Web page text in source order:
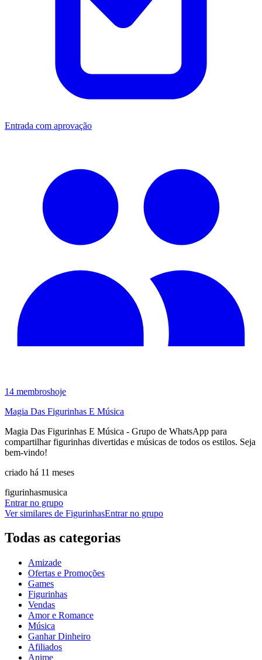
Entrada com aprovação
14 membroshoje
Magia Das Figurinhas E Música
Magia Das Figurinhas E Música - Grupo de WhatsApp para
compartilhar figurinhas divertidas e músicas de todos os estilos. Seja
bem-vindo!
criado há 11 meses
figurinhasmusica
Entrar no grupo
Ver similares de FigurinhasEntrar no grupo
Todas as categorias
Amizade
Ofertas e Promoções
Games
Figurinhas
Vendas
Amor e Romance
Música
Ganhar Dinheiro
Afiliados
Anime